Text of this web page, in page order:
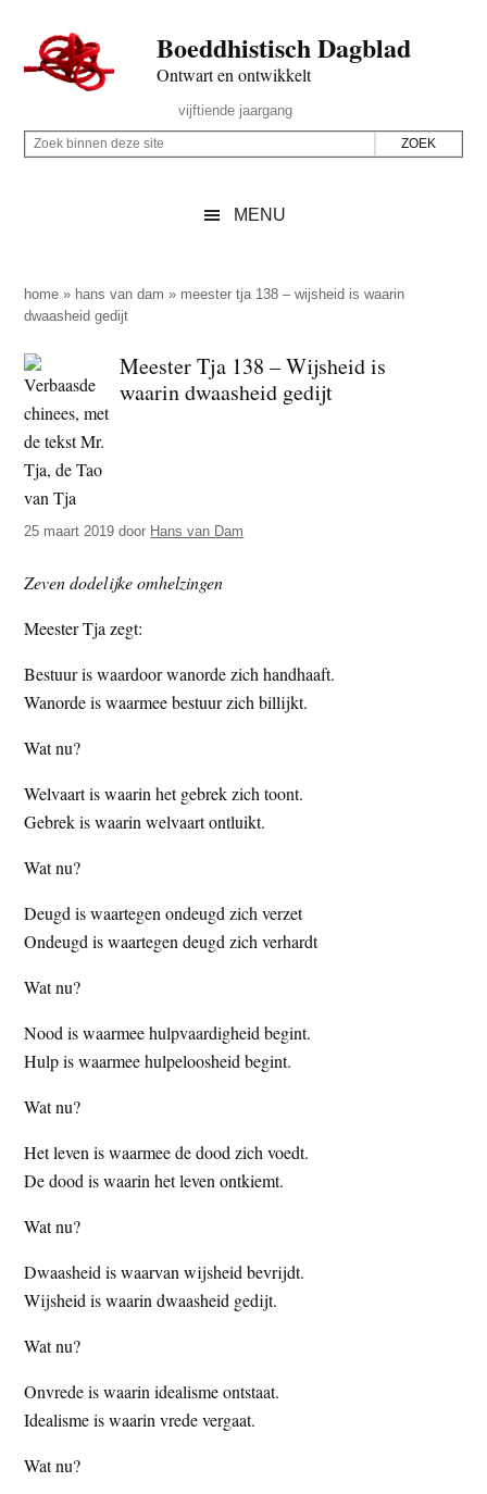
naar
de
inhoud
secondary
naar
de
sidebar
naar
de
Boeddhistisch Dagblad
Ontwart en ontwikkelt
Rechts
vijftiende jaargang
Z
p
d
e
z
e
s
i
t
e
Z
i
n
e
n
d
e
z
e
s
t
e
MENU
home » hans van dam » meester tja 138 – wijsheid is waarin
dwaasheid gedijt
Meester Tja 138 – Wijsheid is
waarin dwaasheid gedijt
25 maart 2019 door Hans van Dam
Zeven dodelijke omhelzingen
Meester Tja zegt:
Bestuur is waardoor wanorde zich handhaaft.
Wanorde is waarmee bestuur zich billijkt.
Wat nu?
Welvaart is waarin het gebrek zich toont.
Gebrek is waarin welvaart ontluikt.
Wat nu?
Deugd is waartegen ondeugd zich verzet
Ondeugd is waartegen deugd zich verhardt
Wat nu?
Nood is waarmee hulpvaardigheid begint.
Hulp is waarmee hulpeloosheid begint.
Wat nu?
Het leven is waarmee de dood zich voedt.
De dood is waarin het leven ontkiemt.
Wat nu?
Dwaasheid is waarvan wijsheid bevrijdt.
Wijsheid is waarin dwaasheid gedijt.
Wat nu?
Onvrede is waarin idealisme ontstaat.
Idealisme is waarin vrede vergaat.
Wat nu?